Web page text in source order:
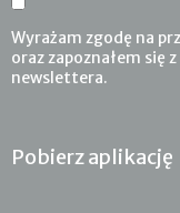
Wyrażam zgodę na
oraz zapoznałem się
newslettera.
Pobierz aplikację